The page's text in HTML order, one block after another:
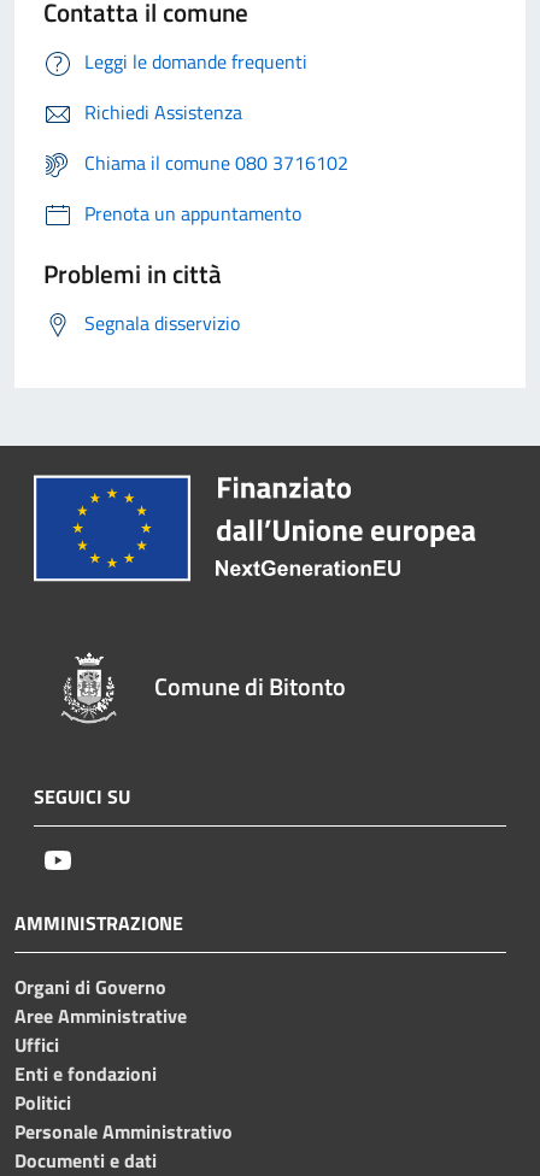
Contatta il comune
Leggi le domande frequenti
Richiedi Assistenza
Chiama il comune 080 3716102
Prenota un appuntamento
Problemi in città
Segnala disservizio
Comune di Bitonto
SEGUICI SU
AMMINISTRAZIONE
Organi di Governo
Aree Amministrative
Uffici
Enti e fondazioni
Politici
Personale Amministrativo
Documenti e dati